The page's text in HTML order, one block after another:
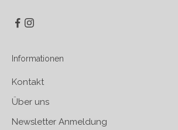
Informationen
Kontakt
Über uns
Newsletter Anmeldung